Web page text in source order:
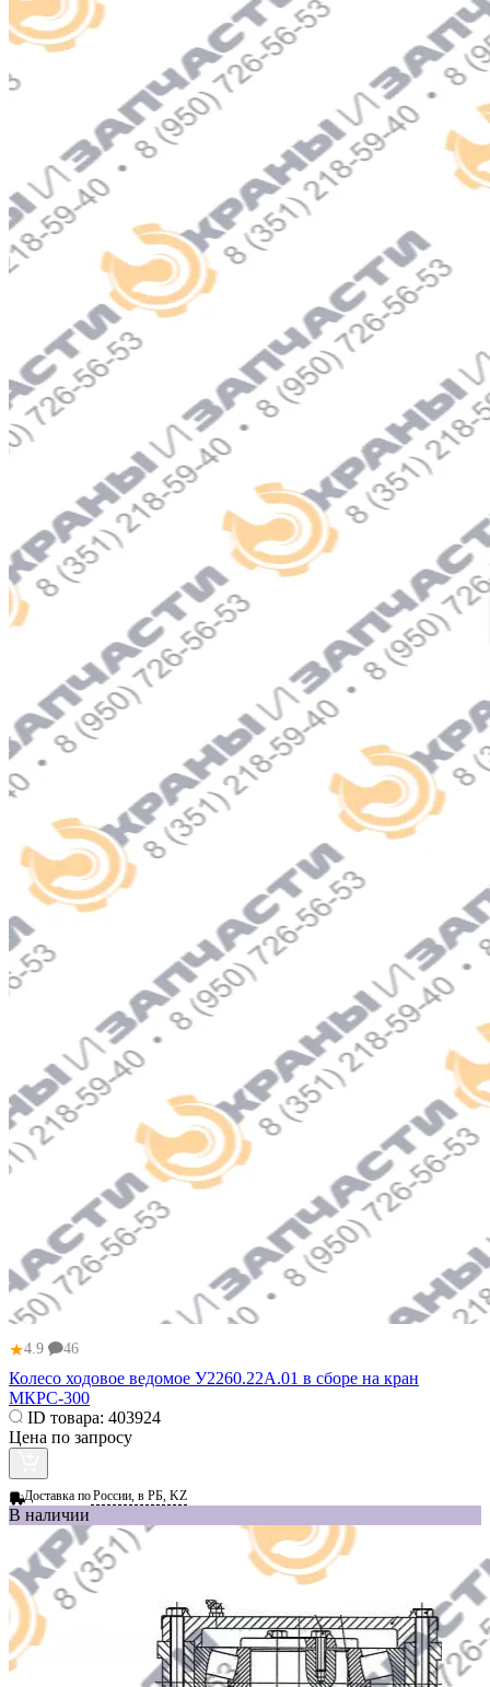
★4.9 46
Колесо ходовое ведомое У2260.22А.01 в сборе на кран
МКРС-300
ID товара: 403924
Цена по запросу
Доставка поРоссии, в РБ, KZ
В наличии